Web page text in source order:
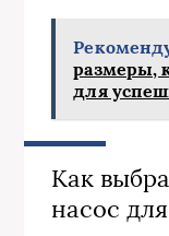
размеры,
для
Как
насос